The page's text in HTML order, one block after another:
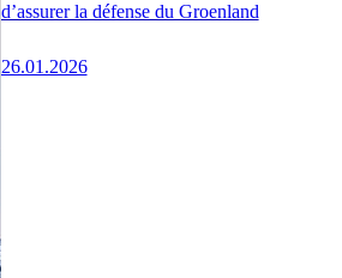
d’assurer la défense du Groenland
26.01.2026